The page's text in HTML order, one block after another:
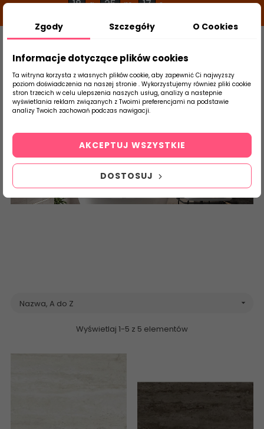
18 g 25 m 16 s
Szukaj
produktu
Strona Główna Płytki Łazienkowe
Terrane
Nazwa, A do Z 
Wyświetlaj 1-5 z 5 elementów
Zgody Szczegóły O Cookies
Informacje dotyczące plików cookies
Ta witryna korzysta z własnych plików cookie, aby zapewnić Ci najwyższy
poziom doświadczenia na naszej stronie . Wykorzystujemy również pliki cookie
stron trzecich w celu ulepszenia naszych usług, analizy a nastepnie
wyświetlania reklam związanych z Twoimi preferencjami na podstawie
analizy Twoich zachowań podczas nawigacji.
DOSTOSUJ
AKCEPTUJ WSZYSTKIE